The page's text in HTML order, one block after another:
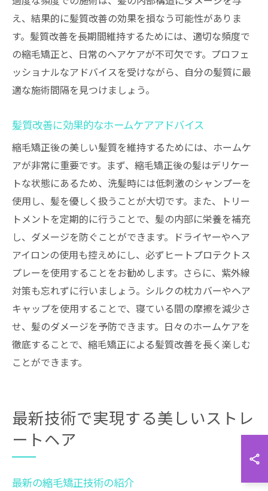
え、結果的に髪質改善の効果を損なう可能性がありま
す。髪質改善を長期間維持するためには、適切な頻度で
の縮毛矯正と、日常のヘアケアが不可欠です。プロフェ
ッショナルなアドバイスを受けながら、自分の髪質に最
適な施術間隔を見つけましょう。
髪質改善に効果的なホームケアアドバイス
縮毛矯正後の美しい髪質を維持するためには、ホームケ
アが非常に重要です。まず、縮毛矯正後の髪はデリケー
トな状態にあるため、洗髪時には低刺激のシャンプーを
使用し、髪を優しく扱うことが大切です。また、トリー
トメントを定期的に行うことで、髪の内部に栄養を補充
し、ダメージを防ぐことができます。ドライヤーやヘア
アイロンの使用も控えめにし、必ずヒートプロテクトス
プレーを使用することをお勧めします。さらに、紫外線
対策も忘れずに行いましょう。シルクの枕カバーやヘア
キャップを使用することで、寝ている間の摩擦を減少さ
せ、髪のダメージを予防できます。日々のホームケアを
徹底することで、縮毛矯正による髪質改善を長く楽しむ
ことができます。
最新技術で実現する美しいストレ
ートヘア
最新の縮毛矯正技術の紹介